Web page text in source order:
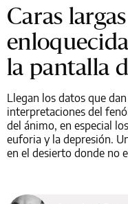
Caras
la pantalla
Llegan los datos que
interpretaciones del
del ánimo, en especial
euforia y la depresión.
en el desierto donde no